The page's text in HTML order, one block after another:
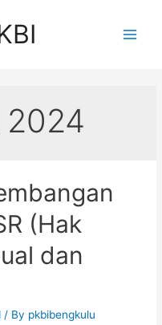
2024
(Hak
dan
/ By pkbibengkulu